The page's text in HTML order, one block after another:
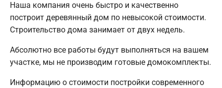
Наша компания очень быстро и качественно
построит деревянный дом по невысокой стоимости.
Строительство дома занимает от двух недель.
Абсолютно все работы будут выполняться на вашем
участке, мы не производим готовые домокомплекты.
Информацию о стоимости постройки современного